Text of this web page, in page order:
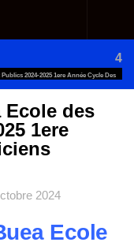
4
2024-2025 1ere Année Cycle Des
Ecole des
1ere
2024
Ecole